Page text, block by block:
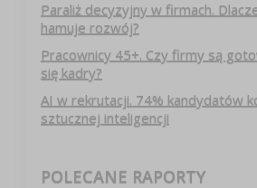
Paraliż decyzyjny w firmach.
hamuje rozwój?
Pracownicy 45+. Czy firmy są
się kadry?
AI w rekrutacji. 74% kandydatów
sztucznej inteligencji
POLECANE RAPORTY